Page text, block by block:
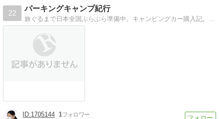
22
パーキングキャンプ紀行
旅ぐるまで日本全国ぶらぶら準備中。キャンピングカー購入記。Ｐキャン、Ｐ泊、車中泊計画・情報収集。
1705144 1